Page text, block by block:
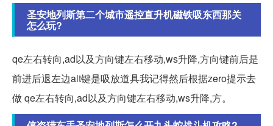
圣安地列斯第二个城市遥控直升机磁铁吸东西那关
怎么玩?
qe左右转向,ad以及方向键左右移动,ws升降,方向键前后是
前进后退左边alt键是吸放道具我记得然后根据zero提示去
做 qe左右转向,ad以及方向键左右移动,ws升降,方。